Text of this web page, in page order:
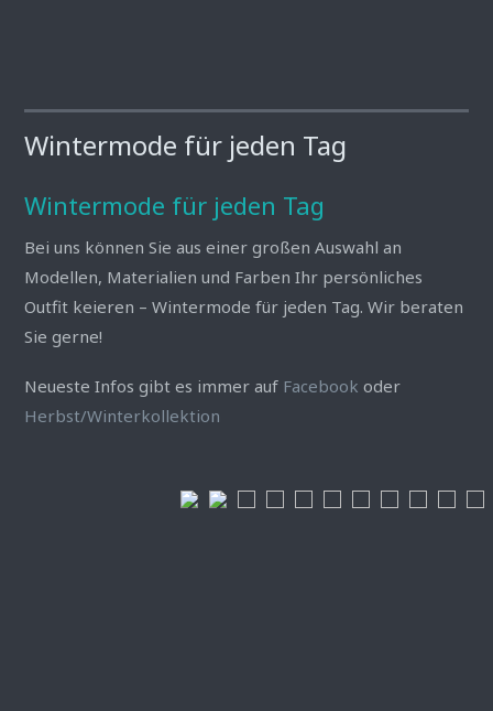
Wintermode für jeden Tag
Wintermode für jeden Tag
Bei uns können Sie aus einer großen Auswahl an
Modellen, Materialien und Farben Ihr persönliches
Outfit keieren – Wintermode für jeden Tag. Wir beraten
Sie gerne!
Neueste Infos gibt es immer auf Facebookoder
Herbst/Winterkollektion